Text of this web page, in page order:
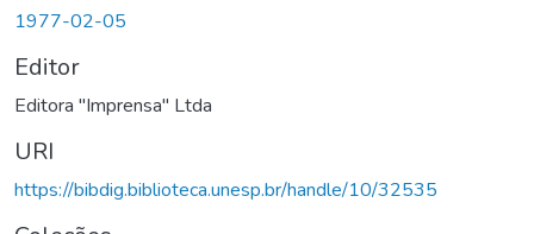
1977-02-05
Editor
Editora "Imprensa" Ltda
URI
https://bibdig.biblioteca.unesp.br/handle/10/32535